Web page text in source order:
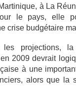
à La
le pays, elle
crise budgétaire
projections,
2009 devrait
à une
alors que la